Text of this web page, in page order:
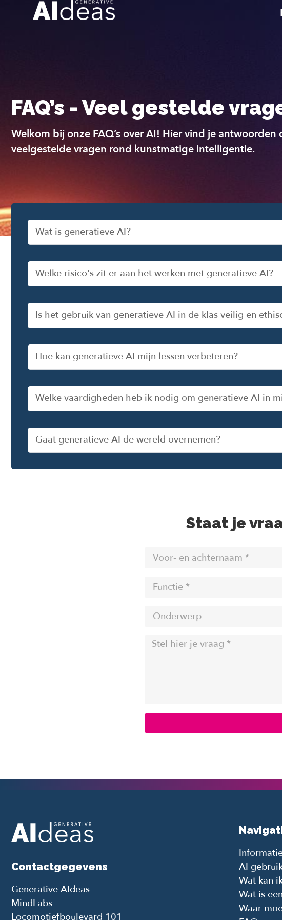
FAQ’s - Veel gestelde
Welkom bij onze FAQ’s over AI! Hier vind je antwoorden
veelgestelde vragen rond kunstmatige intelligentie.
Wat is generatieve AI?
Welke risico's zit er aan het werken met generatieve AI?
Is het gebruik van generatieve AI in de klas veilig en
Hoe kan generatieve AI mijn lessen verbeteren?
Welke vaardigheden heb ik nodig om generatieve AI in
Gaat generatieve AI de wereld overnemen?
Staat je
Contactgegevens
Generative AIdeas
MindLabs
Locomotiefboulevard 101
AI
Wat kan
Wat is
Waar